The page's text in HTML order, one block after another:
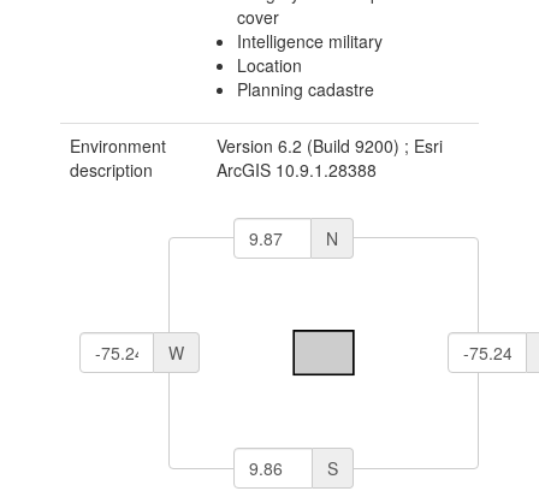
cover
Intelligence military
Location
Planning cadastre
Environment
description
Version 6.2 (Build 9200) ; Esri
ArcGIS 10.9.1.28388
N
S
W